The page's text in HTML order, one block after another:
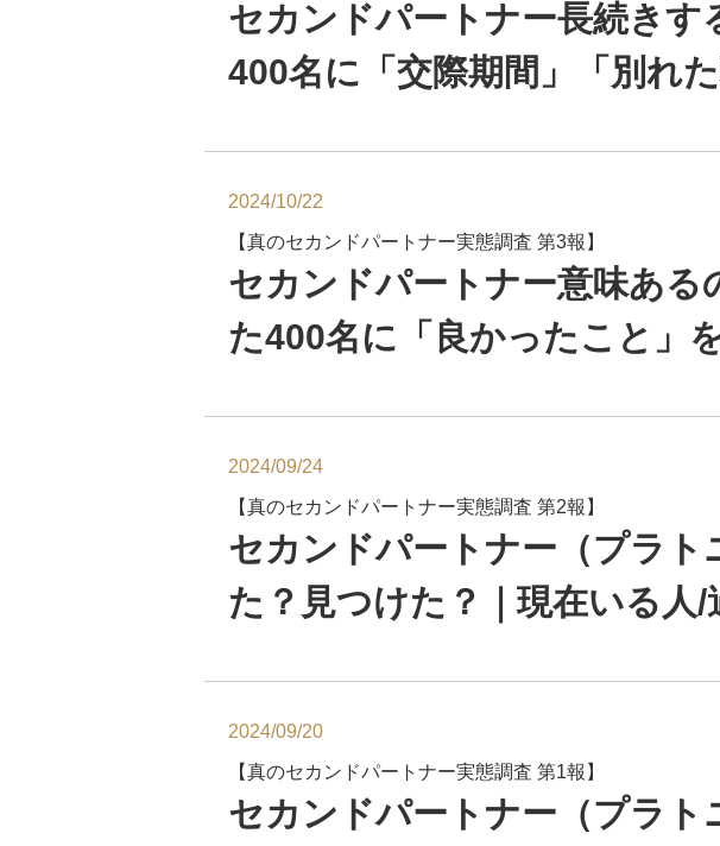
セカンドパートナー長続きす
400名に「交際期間」「別れ
2024/10/22
【真のセカンドパートナー実態調査 第3報】
セカンドパートナー意味あ
た400名に「良かったこと」
2024/09/24
【真のセカンドパートナー実態調査 第2報】
セカンドパートナー（プラト
た？見つけた？｜現在いる人
2024/09/20
【真のセカンドパートナー実態調査 第1報】
セカンドパートナー（プラト